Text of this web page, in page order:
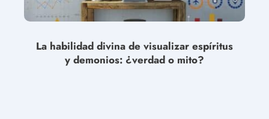
La habilidad divina de visualizar espíritus
y demonios: ¿verdad o mito?